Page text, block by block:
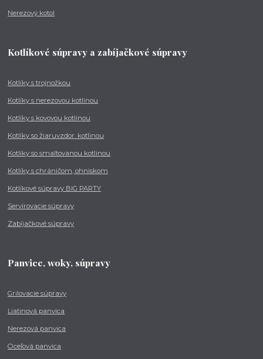
Nerezový kotol
Kotlíkové súpravy a zabíjačkové súpravy
Kotlíky s trojnožkou
Kotlíky s nerezovou kotlinou
Kotlíky s kovovou kotlinou
Kotlíky so žiaruvzdor. kotlinou
Kotlíky so smaltovanou kotlinou
Kotlíky s chráničom, ohniskom
Kotlíkové súpravy BIG PARTY
Servírovacie súpravy
Zabíjačkové súpravy
Panvice, woky, súpravy
Grilovacie súpravy
Liatinová panvica
Nerezová panvica
Oceľová panvica